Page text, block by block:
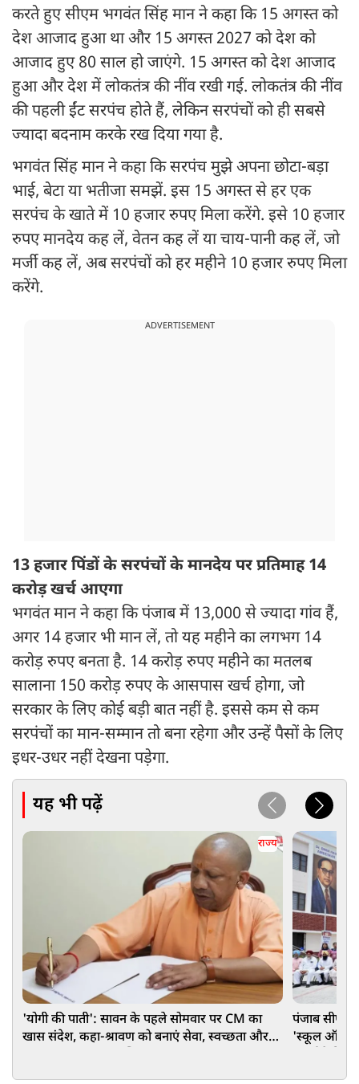
करते हुए सीएम भगवंत सिंह मान ने कहा कि 15 अगस्त को
देश आजाद हुआ था और 15 अगस्त 2027 को देश को
आजाद हुए 80 साल हो जाएंगे. 15 अगस्त को देश आजाद
हुआ और देश में लोकतंत्र की नींव रखी गई. लोकतंत्र की नींव
की पहली ईंट सरपंच होते हैं, लेकिन सरपंचों को ही सबसे
ज्यादा बदनाम करके रख दिया गया है.
भगवंत सिंह मान ने कहा कि सरपंच मुझे अपना छोटा-बड़ा
भाई, बेटा या भतीजा समझें. इस 15 अगस्त से हर एक
सरपंच के खाते में 10 हजार रुपए मिला करेंगे. इसे 10 हजार
रुपए मानदेय कह लें, वेतन कह लें या चाय-पानी कह लें, जो
मर्जी कह लें, अब सरपंचों को हर महीने 10 हजार रुपए मिला
करेंगे.
ADVERTISEMENT
13 हजार पिंडों के सरपंचों के मानदेय पर प्रतिमाह 14
करोड़ खर्च आएगा
भगवंत मान ने कहा कि पंजाब में 13,000 से ज्यादा गांव हैं,
अगर 14 हजार भी मान लें, तो यह महीने का लगभग 14
करोड़ रुपए बनता है. 14 करोड़ रुपए महीने का मतलब
सालाना 150 करोड़ रुपए के आसपास खर्च होगा, जो
सरकार के लिए कोई बड़ी बात नहीं है. इससे कम से कम
सरपंचों का मान-सम्मान तो बना रहेगा और उन्हें पैसों के लिए
इधर-उधर नहीं देखना पड़ेगा.
यह भी पढ़ें
राज्य
'योगी की पाती': सावन के पहले सोमवार पर CM का
खास संदेश, कहा-श्रावण को बनाएं सेवा, स्वच्छता और
पंजाब सीएम
'स्कूल ऑफ